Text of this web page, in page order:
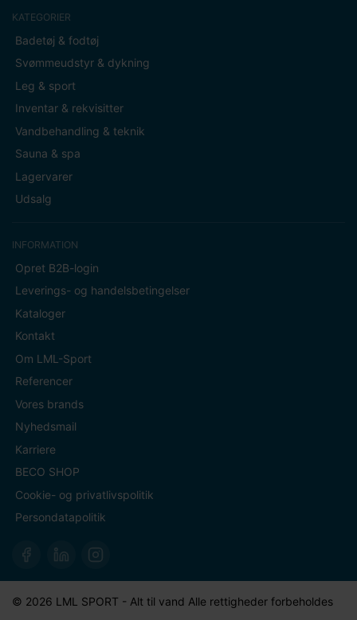
KATEGORIER
Badetøj & fodtøj
Svømmeudstyr & dykning
Leg & sport
Inventar & rekvisitter
Vandbehandling & teknik
Sauna & spa
Lagervarer
Udsalg
INFORMATION
Opret B2B-login
Leverings- og handelsbetingelser
Kataloger
Kontakt
Om LML-Sport
Referencer
Vores brands
Nyhedsmail
Karriere
BECO SHOP
Cookie- og privatlivspolitik
Persondatapolitik
© 2026 LML SPORT - Alt til vand Alle rettigheder forbeholdes